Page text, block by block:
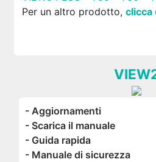
Per un altro prodotto, clicca
- Aggiornamenti
- Scarica il manuale
- Guida rapida
- Manuale di sicurezza